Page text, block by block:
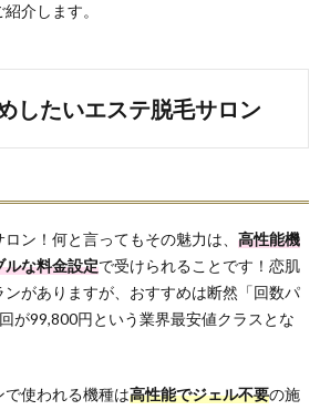
介します。
したいエステ脱毛サロン
ン！何と言ってもその魅力は、 高性能機
ルな料金設定で受けられることです！恋肌
がありますが、おすすめは断然「回数パ
が99,800円という業界最安値クラスとな
で使われる機種は高性能でジェル不要の施